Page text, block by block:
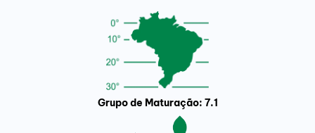
Grupo de Maturação: 7.1